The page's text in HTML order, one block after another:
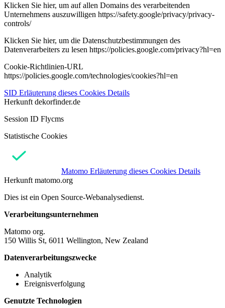
Klicken Sie hier, um auf allen Domains des verarbeitenden
Unternehmens auszuwilligen https://safety.google/privacy/privacy-
controls/
Klicken Sie hier, um die Datenschutzbestimmungen des
Datenverarbeiters zu lesen https://policies.google.com/privacy?hl=en
Cookie-Richtlinien-URL
https://policies.google.com/technologies/cookies?hl=en
SID Erläuterung dieses Cookies Details
Herkunft dekorfinder.de
Session ID Flycms
Statistische Cookies
Matomo Erläuterung dieses Cookies Details
Herkunft matomo.org
Dies ist ein Open Source-Webanalysedienst.
Verarbeitungsunternehmen
Matomo org.
150 Willis St, 6011 Wellington, New Zealand
Datenverarbeitungszwecke
Analytik
Ereignisverfolgung
Genutzte Technologien